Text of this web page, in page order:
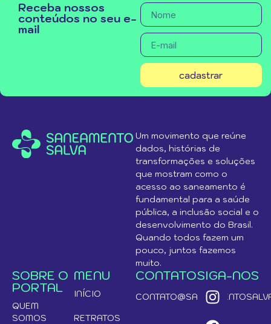
Receba nossos
conteúdos no seu e-
mail
cadastrar
Um movimento que reúne
dados, histórias de
transformações e soluções
que mostram como o
acesso ao saneamento é
fundamental para a saúde
pública, a inclusão social e o
desenvolvimento do Brasil.
Quando todos fazem um
pouco, juntos fazemos
muito.
SOBRE O
PORTAL
QUEM
SOMOS
MENU
INÍCIO
RETRATOS
CONTATOSIGA-NOS